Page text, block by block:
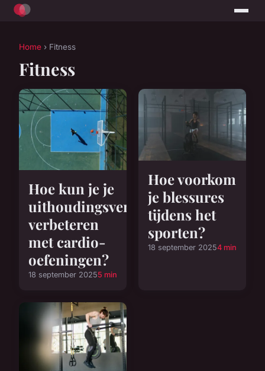
Home › Fitness
Fitness
Hoe kun je je
uithoudingsvermogen
verbeteren
met cardio-
oefeningen?
18 september 20255 min
Hoe voorkom
je blessures
tijdens het
sporten?
18 september 20254 min